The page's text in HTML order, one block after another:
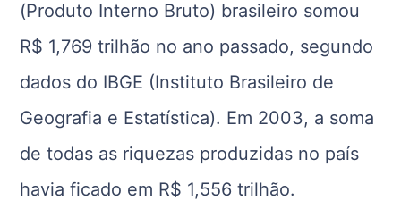
(Produto Interno Bruto) brasileiro somou
R$ 1,769 trilhão no ano passado, segundo
dados do IBGE (Instituto Brasileiro de
Geografia e Estatística). Em 2003, a soma
de todas as riquezas produzidas no país
havia ficado em R$ 1,556 trilhão.